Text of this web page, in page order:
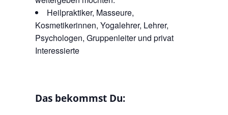
Heilpraktiker, Masseure,
Kosmetikerinnen, Yogalehrer, Lehrer,
Psychologen, Gruppenleiter und privat
Interessierte
Das bekommst Du: